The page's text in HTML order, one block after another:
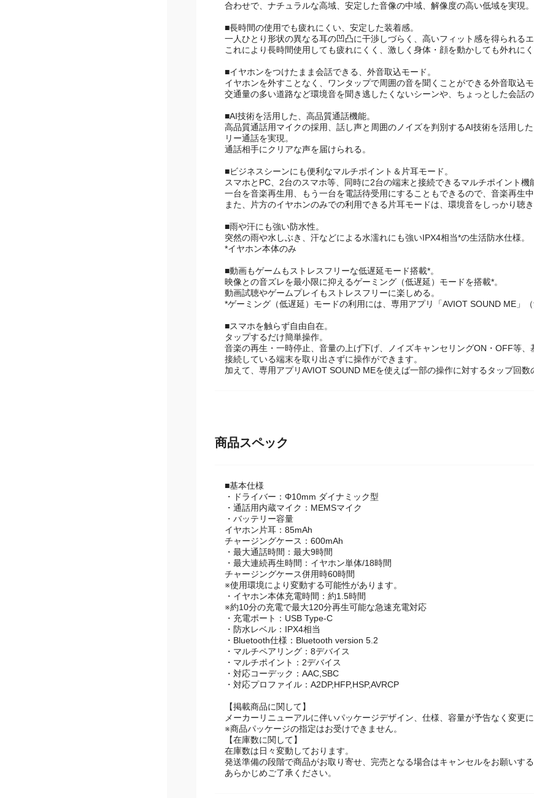
TE-D01vにおいても人間の聴覚特性を研究するAVIOTのエンジニアが手掛けた
■長時間の使用でも疲れにくい、安定した装着感。
一人ひとり形状の異なる耳の凹凸に干渉しづらく、高いフィット感を得られる
■イヤホンをつけたまま会話できる、外音取込モード。
イヤホンを外すことなく、ワンタップで周囲の音を聞くことができる外音取込
■AI技術を活用した、高品質通話機能。
高品質通話用マイクの採用、話し声と周囲のノイズを判別するAI技術を活用し
リー通話を実現。
■ビジネスシーンにも便利なマルチポイント＆片耳モード。
スマホとPC、2台のスマホ等、同時に2台の端末と接続できるマルチポイント機
一台を音楽再生用、もう一台を電話待受用にすることもできるので、音楽再生
■雨や汗にも強い防水性。
突然の雨や水しぶき、汗などによる水濡れにも強いIPX4相当*の生活防水仕様。
■動画もゲームもストレスフリーな低遅延モード搭載*。
映像との音ズレを最小限に抑えるゲーミング（低遅延）モードを搭載*。
動画試聴やゲームプレイもストレスフリーに楽しめる。
■スマホを触らず自由自在。
タップするだけ簡単操作。
音楽の再生・一時停止、音量の上げ下げ、ノイズキャンセリングON・OFF等、
接続している端末を取り出さずに操作ができます。
■基本仕様
・ドライバー：Φ10mm ダイナミック型
・通話用内蔵マイク：MEMSマイク
・バッテリー容量
イヤホン片耳：85mAh
チャージングケース：600mAh
・最大通話時間：最大9時間
・最大連続再生時間：イヤホン単体/18時間
チャージングケース併用時60時間
※使用環境により変動する可能性があります。
・イヤホン本体充電時間：約1.5時間
※約10分の充電で最大120分再生可能な急速充電対応
・充電ポート：USB Type-C
・防水レベル：IPX4相当
・Bluetooth仕様：Bluetooth version 5.2
・マルチペアリング：8デバイス
・マルチポイント：2デバイス
・対応コーデック：AAC,SBC
【掲載商品に関して】
メーカーリニューアルに伴いパッケージデザイン、仕様、容量が予告なく変更に
※商品パッケージの指定はお受けできません。
【在庫数に関して】
在庫数は日々変動しております。
発送準備の段階で商品がお取り寄せ、完売となる場合はキャンセルをお願いする